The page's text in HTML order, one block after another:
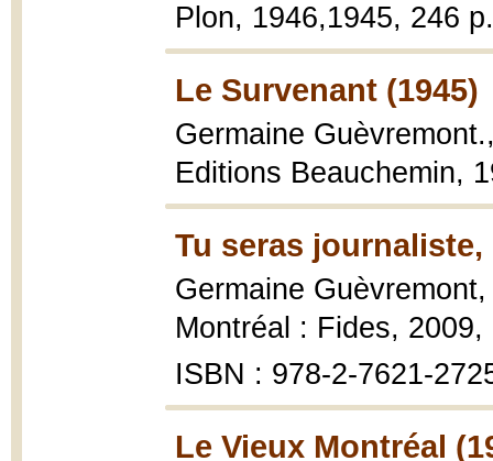
Plon, 1946,1945, 246
Le Survenant (1945)
Germaine
Editions Beauchemin,
Tu seras journaliste,
Germaine
Montréal : Fides, 2009,
ISBN : 978-2-7621-
Le Vieux Montréal